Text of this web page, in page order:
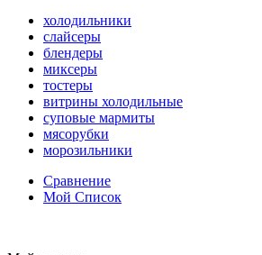
холодильники
слайсеры
блендеры
миксеры
тостеры
витрины холодильные
суповые мармиты
мясорубки
морозильники
Сравнение
Мой Список